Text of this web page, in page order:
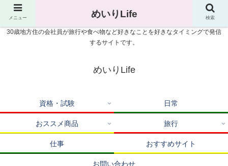
30歳地方住の会社員が旅行や食べ物など好きなことを好きなタイミングで発信
するサイトです。
めいりLife
資格・試験 日常
おススメ商品 旅行
仕事 おすすめサイト
お問い合わせ
メニュー めいりLife 検索